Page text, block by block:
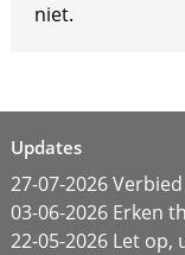
niet.
Updates
27-07-2026
03-06-2026 Erken
22-05-2026 Let op,